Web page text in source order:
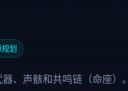
划
、声骸和共鸣链（命座）